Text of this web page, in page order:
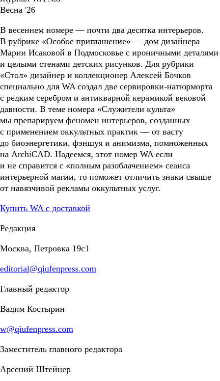
Весна '26
В весеннем номере — почти два десятка интерьеров.
В рубрике «Особое приглашение» — дом дизайнера
Марии Исаковой в Подмосковье с ироничными деталями
и целыми стенами детских рисунков. Для рубрики
«Стол» дизайнер и коллекционер Алексей Бочков
специально для WA создал две сервировки-натюрморта
с редким серебром и антикварной керамикой вековой
давности. В теме номера «Служители культа»
мы препарируем феномен интерьеров, созданных
с применением оккультных практик — от васту
до биоэнергетики, фэншуя и анимизма, помноженных
на ArchiCAD. Надеемся, этот номер WA если
и не справится с «полным разоблачением» сеанса
интерьерной магии, то поможет отличить знаки свыше
от навязчивой рекламы оккультных услуг.
Купить WA с доставкой
Редакция
Москва, Петровка 19с1
editorial@qiufenpress.com
Главный редактор
Вадим Костырин
w@qiufenpress.com
Заместитель главного редактора
Арсений Штейнер